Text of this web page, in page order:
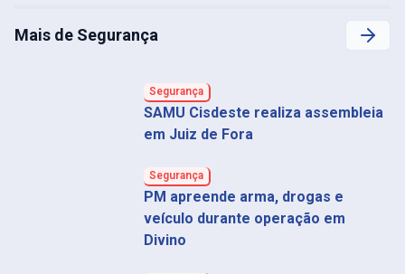
Mais de Segurança
Segurança
SAMU Cisdeste realiza assembleia
em Juiz de Fora
Segurança
PM apreende arma, drogas e
veículo durante operação em
Divino